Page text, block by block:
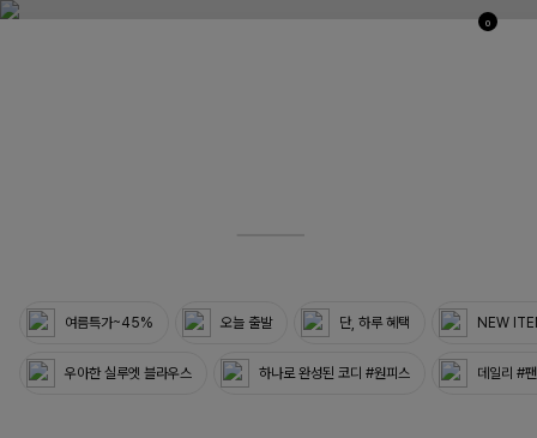
0
여름특가~45% 오늘 출발 단, 하루 혜택 NEW
우아한 실루엣 블라우스 하나로 완성된 코디 #원피스 데일리 #